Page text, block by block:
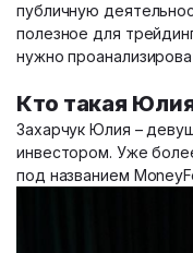
публичную
полезное для
нужно
Кто такая
Захарчук Юлия –
инвестором. Уже
под названием